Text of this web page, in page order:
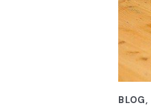
BLOG,